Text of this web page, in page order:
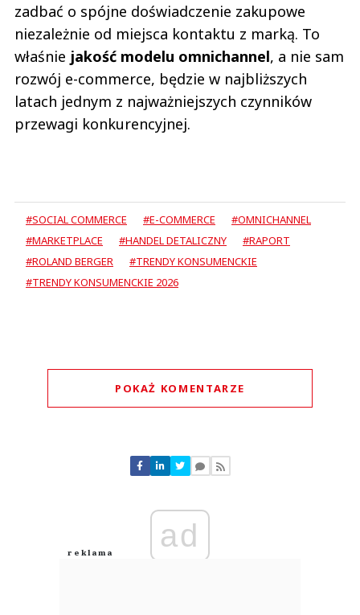
zadbać o spójne doświadczenie zakupowe
niezależnie od miejsca kontaktu z marką. To
właśnie jakość modelu omnichannel, a nie sam
rozwój e-commerce, będzie w najbliższych
latach jednym z najważniejszych czynników
przewagi konkurencyjnej.
#SOCIAL COMMERCE #E-COMMERCE
#OMNICHANNEL
#MARKETPLACE
#HANDEL DETALICZNY
#RAPORT
#ROLAND BERGER
#TRENDY KONSUMENCKIE
#TRENDY KONSUMENCKIE 2026
POKAŻ KOMENTARZE
Nie znaleziono komentarzy
Zostaw swoje komentarze
Anuluj
ad